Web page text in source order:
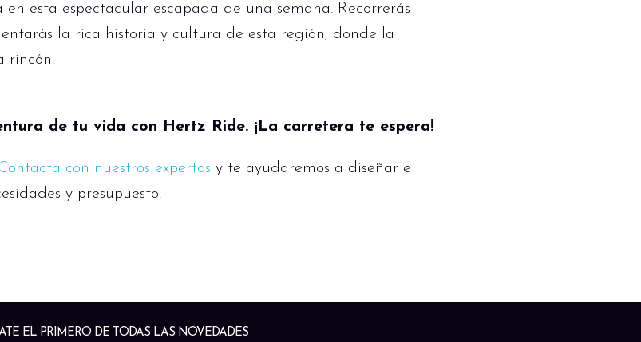
esta espectacular escapada de una semana. Recorrerás
la rica historia y cultura de esta región, donde la
rincón.
de tu vida con Hertz Ride. ¡La carretera te espera!
con nuestros expertos y te ayudaremos a diseñar el
y presupuesto.
EL PRIMERO DE TODAS LAS NOVEDADES